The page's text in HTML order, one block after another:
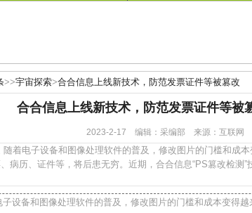
>>宇宙探索>合合信息上线新技术，防范发票证件等被篡改
合合信息上线新技术，防范发票证件等被
2023-2-17 编辑：采编部 来源：互联网
电子设备和图像处理软件的普及，修改图片的门槛和成本
病历、证件等，将后患无穷。近期，合合信息“PS篡改检测”
子设备和图像处理软件的普及，修改图片的门槛和成本变得